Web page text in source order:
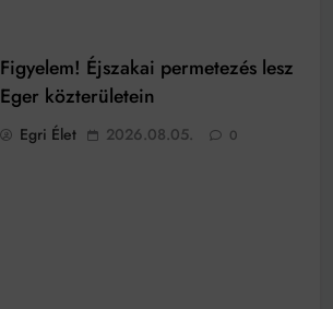
Figyelem! Éjszakai permetezés lesz
Eger közterületein
Egri Élet 2026.08.05. 0